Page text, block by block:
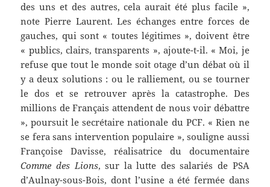
des uns et des autres, cela aurait été plus facile »,
note Pierre Laurent. Les échanges entre forces de
gauches, qui sont « toutes légitimes », doivent être
« publics, clairs, transparents », ajoute-t-il. « Moi, je
refuse que tout le monde soit otage d’un débat où il
y a deux solutions : ou le ralliement, ou se tourner
le dos et se retrouver après la catastrophe. Des
millions de Français attendent de nous voir débattre
», poursuit le secrétaire nationale du PCF. « Rien ne
se fera sans intervention populaire », souligne aussi
Françoise Davisse, réalisatrice du documentaire
Comme des Lions, sur la lutte des salariés de PSA
d’Aulnay-sous-Bois, dont l’usine a été fermée dans